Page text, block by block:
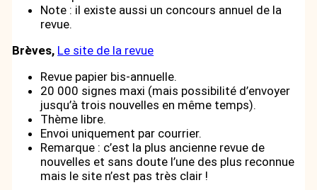
Note : il existe aussi un concours annuel de la
revue.
Brèves, Le site de la revue
Revue papier bis-annuelle.
20 000 signes maxi (mais possibilité d’envoyer
jusqu’à trois nouvelles en même temps).
Thème libre.
Envoi uniquement par courrier.
Remarque : c’est la plus ancienne revue de
nouvelles et sans doute l’une des plus reconnue
mais le site n’est pas très clair !